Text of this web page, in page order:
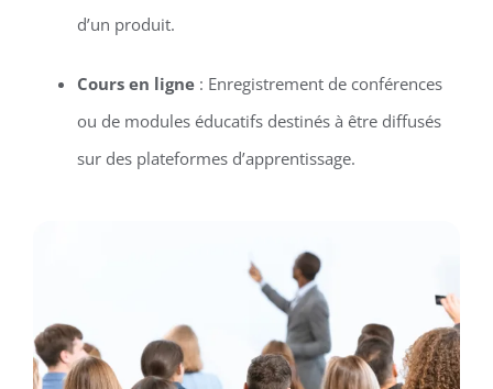
d’un produit.
Cours en ligne: Enregistrement de conférences
ou de modules éducatifs destinés à être diffusés
sur des plateformes d’apprentissage.